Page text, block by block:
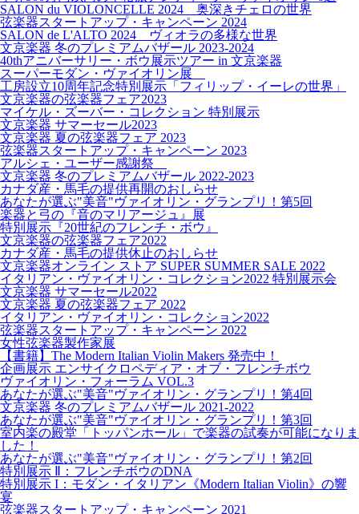
SALON du VIOLONCELLE 2024 奥深きチェロの世界
弦楽器スタートアップ・キャンペーン 2024
SALON de L'ALTO 2024 ヴィオラの多様な世界
文京楽器 冬のプレミアムバザール 2023-2024
40thアニバーサリー・ボウ展示ツアー in 文京楽器
スーパーモダン・ヴァイオリン展
工房設立10周年記念特別展示「フィリップ・イーレの世界」
文京楽器の弦楽器フェア2023
マイケル・ズーバー・コレクション 特別展示
文京楽器 サマーセール2023
文京楽器 夏の弦楽器フェア 2023
弦楽器スタートアップ・キャンペーン 2023
アルシェ・ユーザー感謝祭
文京楽器 冬のプレミアムバザール 2022-2023
カナダ産・馬毛の提供再開のおしらせ
あなたが選ぶ"美音"ヴァイオリン・グランプリ！第5回
楽器と弓の『音のマリアージュ』展
特別展示『20世紀のフレンチ・ボウ』
文京楽器の弦楽器フェア2022
カナダ産・馬毛の提供休止のおしらせ
文京楽器オンライン ストア SUPER SUMMER SALE 2022
イタリアン・ヴァイオリン・コレクション2022 特別展示会
文京楽器 サマーセール2022
文京楽器 夏の弦楽器フェア 2022
イタリアン・ヴァイオリン・コレクション2022
弦楽器スタートアップ・キャンペーン 2022
女性弦楽器製作家展
【書籍】The Modern Italian Violin Makers 発売中！
企画展示 エンサイクロペディア・オブ・フレンチボウ
ヴァイオリン・フォーラム VOL.3
あなたが選ぶ"美音"ヴァイオリン・グランプリ！第4回
文京楽器 冬のプレミアムバザール 2021-2022
あなたが選ぶ"美音"ヴァイオリン・グランプリ！第3回
室内楽の殿堂「トッパンホール」で楽器の試奏が可能になりま
した！
あなたが選ぶ"美音"ヴァイオリン・グランプリ！第2回
特別展示 Ⅱ：フレンチボウのDNA
特別展示 I：モダン・イタリアン《Modern Italian Violin》の響
宴
弦楽器スタートアップ・キャンペーン 2021